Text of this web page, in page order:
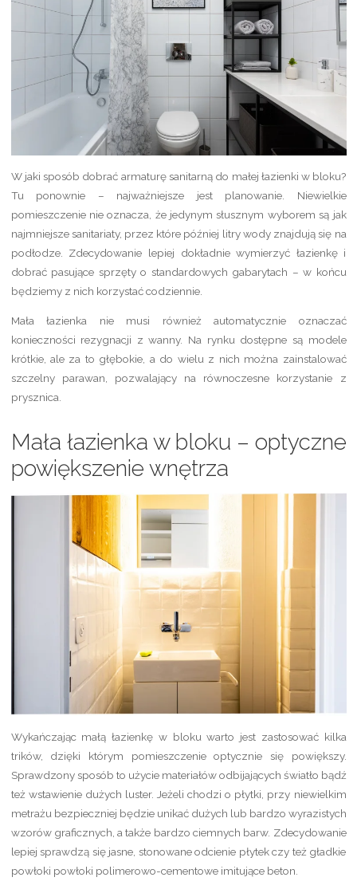
W jaki sposób dobrać armaturę sanitarną do małej łazienki w bloku?
Tu ponownie – najważniejsze jest planowanie. Niewielkie
pomieszczenie nie oznacza, że jedynym słusznym wyborem są jak
najmniejsze sanitariaty, przez które później litry wody znajdują się na
podłodze. Zdecydowanie lepiej dokładnie wymierzyć łazienkę i
dobrać pasujące sprzęty o standardowych gabarytach – w końcu
będziemy z nich korzystać codziennie.
Mała łazienka nie musi również automatycznie oznaczać
konieczności rezygnacji z wanny. Na rynku dostępne są modele
krótkie, ale za to głębokie, a do wielu z nich można zainstalować
szczelny parawan, pozwalający na równoczesne korzystanie z
prysznica.
Mała łazienka w bloku – optyczne
powiększenie wnętrza
Wykańczając małą łazienkę w bloku warto jest zastosować kilka
trików, dzięki którym pomieszczenie optycznie się powiększy.
Sprawdzony sposób to użycie materiałów odbijających światło bądź
też wstawienie dużych luster. Jeżeli chodzi o płytki, przy niewielkim
metrażu bezpieczniej będzie unikać dużych lub bardzo wyrazistych
wzorów graficznych, a także bardzo ciemnych barw. Zdecydowanie
lepiej sprawdzą się jasne, stonowane odcienie płytek czy też gładkie
powłoki powłoki polimerowo-cementowe imitujące beton.